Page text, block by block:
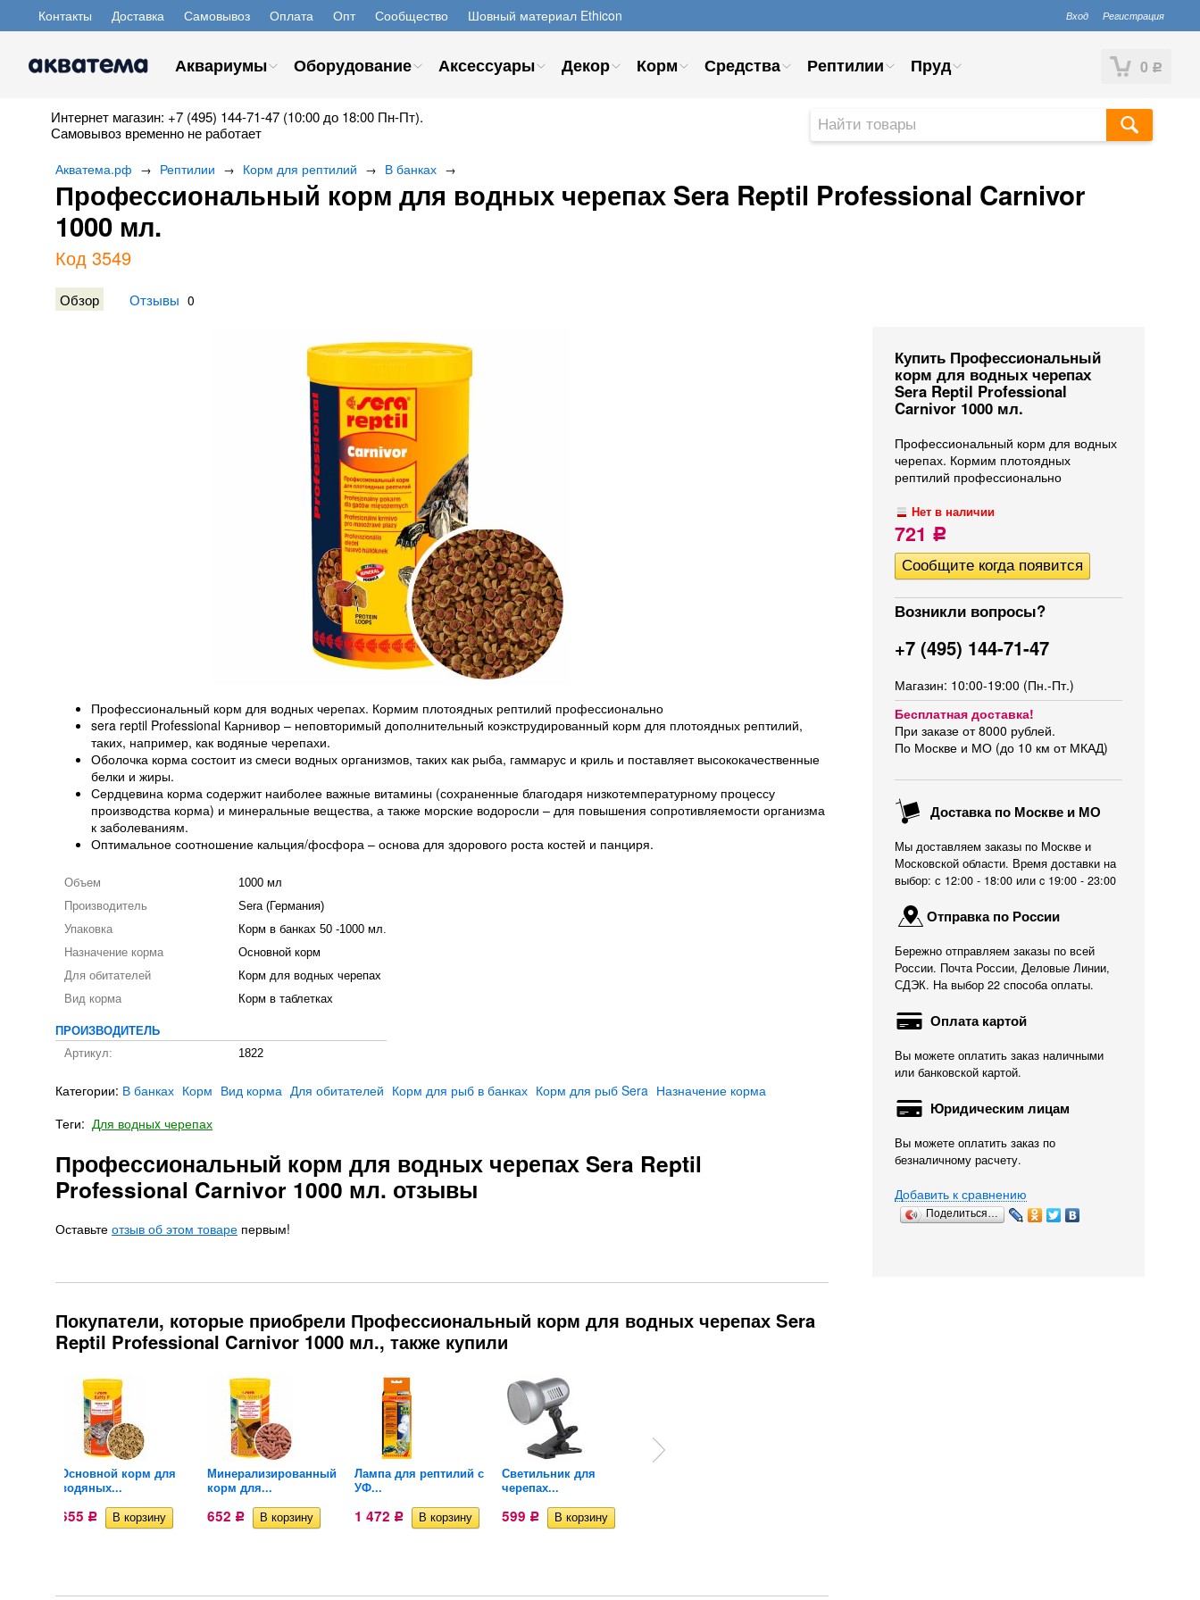
Контакты Доставка Самовывоз Оплата Опт Сообщество Шовный материал Ethicon Вход Регистрация
0 Р
Аквариумы Оборудование Аксессуары Декор Корм Средства Рептилии Пруд
Интернет магазин: +7 (495) 144-71-47 (10:00 до 18:00 Пн-Пт).
Самовывоз временно не работает
Акватема.рф → Рептилии → Корм для рептилий → В банках →
Профессиональный корм для водных черепах Sera Reptil Professional Carnivor
1000 мл.
Код 3549
Обзор Отзывы 0
Купить Профессиональный
корм для водных черепах
Sera Reptil Professional
Carnivor 1000 мл.
Профессиональный корм для водных
черепах. Кормим плотоядных
рептилий профессионально
Нет в наличии
721 Р
Возникли вопросы?
+7 (495) 144-71-47
Магазин: 10:00-19:00 (Пн.-Пт.)
Бесплатная доставка!
При заказе от 8000 рублей.
По Москве и МО (до 10 км от МКАД)
Доставка по Москве и МО
Мы доставляем заказы по Москве и
Московской области. Время доставки на
выбор: с 12:00 - 18:00 или c 19:00 - 23:00
Отправка по России
Бережно отправляем заказы по всей
России. Почта России, Деловые Линии,
СДЭК. На выбор 22 способа оплаты.
Оплата картой
Вы можете оплатить заказ наличными
или банковской картой.
Юридическим лицам
Вы можете оплатить заказ по
безналичному расчету.
Добавить к сравнению
Поделиться…
Профессиональный корм для водных черепах. Кормим плотоядных рептилий профессионально
sera reptil Professional Карнивор – неповторимый дополнительный коэкструдированный корм для плотоядных рептилий,
таких, например, как водяные черепахи.
Оболочка корма состоит из смеси водных организмов, таких как рыба, гаммарус и криль и поставляет высококачественные
белки и жиры.
Сердцевина корма содержит наиболее важные витамины (сохраненные благодаря низкотемпературному процессу
производства корма) и минеральные вещества, а также морские водоросли – для повышения сопротивляемости организма
к заболеваниям.
Оптимальное соотношение кальция/фосфора – основа для здорового роста костей и панциря.
Объем
1000 мл
Производитель
Sera (Германия)
Упаковка
Корм в банках 50 -1000 мл.
Назначение корма
Основной корм
Для обитателей
Корм для водных черепах
Вид корма
Корм в таблетках
ПРОИЗВОДИТЕЛЬ
Артикул:
1822
Категории: В банках Корм Вид корма Для обитателей Корм для рыб в банках Корм для рыб Sera Назначение корма
Теги: Для водныx черепах
Профессиональный корм для водных черепах Sera Reptil
Professional Carnivor 1000 мл. отзывы
Оставьте отзыв об этом товаре первым!
Покупатели, которые приобрели Профессиональный корм для водных черепах Sera
Reptil Professional Carnivor 1000 мл., также купили
Основной корм для
водяных...
655 Р
Минерализированный
корм для...
652 Р
Лампа для рептилий с
УФ...
1 472 Р
Светильник для
черепах...
599 Р